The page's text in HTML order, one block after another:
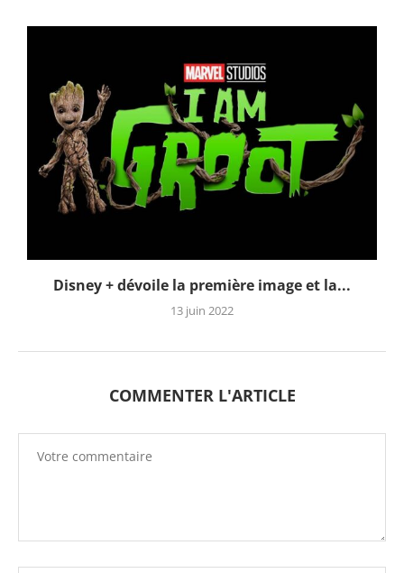
Disney + dévoile la première image et la...
13 juin 2022
COMMENTER L'ARTICLE